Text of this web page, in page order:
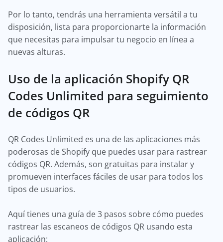
Por lo tanto, tendrás una herramienta versátil a tu
disposición, lista para proporcionarte la información
que necesitas para impulsar tu negocio en línea a
nuevas alturas.
Uso de la aplicación Shopify QR
Codes Unlimited para seguimiento
de códigos QR
QR Codes Unlimited es una de las aplicaciones más
poderosas de Shopify que puedes usar para rastrear
códigos QR. Además, son gratuitas para instalar y
promueven interfaces fáciles de usar para todos los
tipos de usuarios.
Aquí tienes una guía de 3 pasos sobre cómo puedes
rastrear las escaneos de códigos QR usando esta
aplicación: